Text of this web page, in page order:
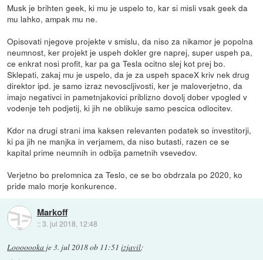
Musk je brihten geek, ki mu je uspelo to, kar si misli vsak geek da
mu lahko, ampak mu ne.
Opisovati njegove projekte v smislu, da niso za nikamor je popolna
neumnost, ker projekt je uspeh dokler gre naprej, super uspeh pa,
ce enkrat nosi profit, kar pa ga Tesla ocitno slej kot prej bo.
Sklepati, zakaj mu je uspelo, da je za uspeh spaceX kriv nek drug
direktor ipd. je samo izraz nevoscljivosti, ker je maloverjetno, da
imajo negativci in pametnjakovici priblizno dovolj dober vpogled v
vodenje teh podjetij, ki jih ne oblikuje samo pescica odlocitev.
Kdor na drugi strani ima kaksen relevanten podatek so investitorji,
ki pa jih ne manjka in verjamem, da niso butasti, razen ce se
kapital prime neumnih in odbija pametnih vsevedov.
Verjetno bo prelomnica za Teslo, ce se bo obdrzala po 2020, ko
pride malo morje konkurence.
Markoff
::3. jul 2018, 12:48
Looooooka je3. jul 2018 ob 11:51 izjavil: